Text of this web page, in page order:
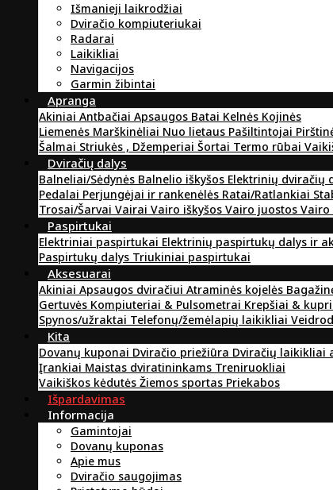
Išmanieji laikrodžiai
Dviračio kompiuteriukai
Radarai
Laikikliai
Navigacijos
Garmin žibintai
Apranga
Akiniai Antbačiai Apsaugos Batai Kelnės Kojinės
Liemenės Marškinėliai Nuo lietaus Pašiltintojai
Šalmai Striukės , Džemperiai Šortai Termo rūbai
Dviračių dalys
Balneliai/Sėdynės Balnelio iškyšos Elektrinių dviračių
Pedalai Perjungėjai ir rankenėlės Ratai/Ratlankiai
Trosai/Šarvai Vairai Vairo iškyšos Vairo juostos Vairo
Paspirtukai
Elektriniai paspirtukai Elektrinių paspirtukų dalys ir
Paspirtukų dalys Triukiniai paspirtukai
Aksesuarai
Akiniai Apsaugos dviračiui Atraminės kojelės
Gertuvės Kompiuteriai & Pulsometrai Krepšiai &
Spynos/užraktai Telefonų/žemėlapių laikikliai
Kita
Dovanų kuponai Dviračio priežiūra Dviračių laikikliai
Įrankiai Maistas dviratininkams Treniruokliai
Vaikiškos kėdutės Žiemos sportas Priekabos
Išpardavimas
Informacija
Gamintojai
Dovanų kuponas
Apie mus
Dviračio saugojimas